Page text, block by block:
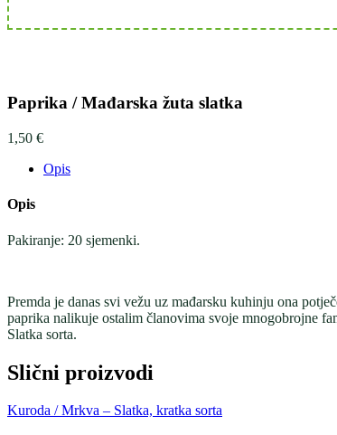
Paprika / Mađarska žuta slatka
1,50 €
Opis
Opis
Pakiranje: 20 sjemenki.
Premda je danas svi vežu uz mađarsku kuhinju ona
paprika nalikuje ostalim članovima svoje mnogobrojne
Slatka sorta.
Slični proizvodi
Kuroda / Mrkva – Slatka, kratka sorta